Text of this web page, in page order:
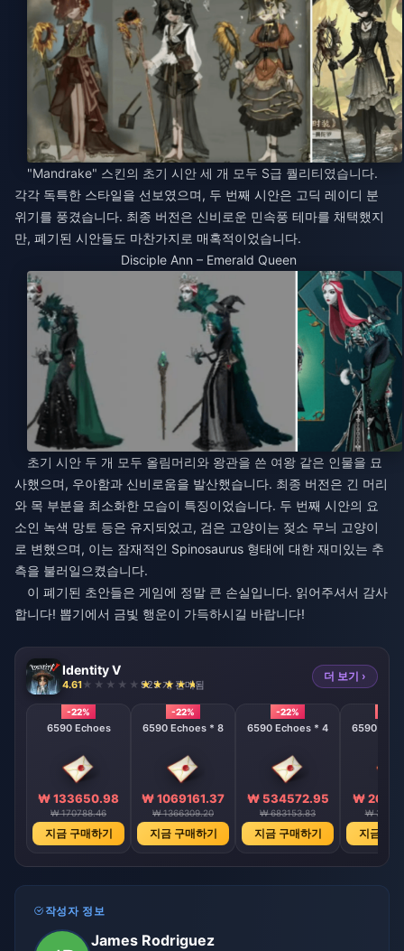
"Mandrake" 스킨의 초기 시안 세 개 모두 S급 퀄리티였습니다.
각각 독특한 스타일을 선보였으며, 두 번째 시안은 고딕 레이디 분
위기를 풍겼습니다. 최종 버전은 신비로운 민속풍 테마를 채택했지
만, 폐기된 시안들도 마찬가지로 매혹적이었습니다.​
Disciple Ann – Emerald Queen
초기 시안 두 개 모두 올림머리와 왕관을 쓴 여왕 같은 인물을 묘
사했으며, 우아함과 신비로움을 발산했습니다. 최종 버전은 긴 머리
와 목 부분을 최소화한 모습이 특징이었습니다. 두 번째 시안의 요
소인 녹색 망토 등은 유지되었고, 검은 고양이는 젖소 무늬 고양이
로 변했으며, 이는 잠재적인 Spinosaurus 형태에 대한 재미있는 추
측을 불러일으켰습니다.
이 폐기된 초안들은 게임에 정말 큰 손실입니다. 읽어주셔서 감사
합니다! 뽑기에서 금빛 행운이 가득하시길 바랍니다!
Identity V
4.61 925 개 판매됨
더 보기 ›
-22%
6590 Echoes
₩ 133650.98
₩ 170788.46
지금 구매하기
-22%
6590 Echoes * 8
₩ 1069161.37
₩ 1366309.20
지금 구매하기
-22%
6590 Echoes * 4
₩ 534572.95
₩ 683153.83
지금 구매하기
6590
₩
₩
지금 구
작성자 정보
James Rodriguez